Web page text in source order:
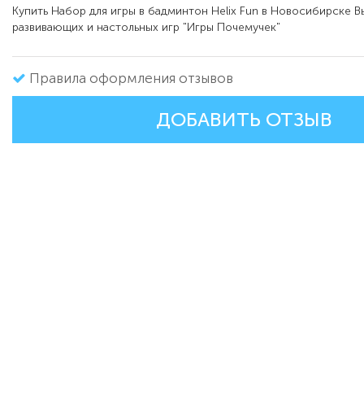
Купить Набор для игры в бадминтон Helix Fun в Новосибирске
развивающих и настольных игр "Игры Почемучек"
Правила оформления отзывов
ДОБАВИТЬ ОТЗЫВ